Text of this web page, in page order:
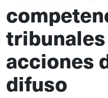
acciones
difuso